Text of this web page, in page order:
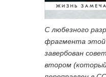
С любезного
фрагмента этой
завербован
втором